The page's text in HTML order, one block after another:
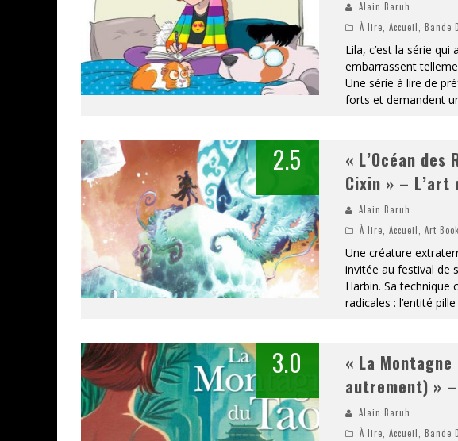
ASSASSIN'S CREED BLACK FLAG RESYNCED
« LE VENT DAND LES SAULES » - UNE BELLE HISTOIRE !
« DAMN THEM ALL » - UN DUO DE CHOC !
« WOLF-MAN / INTEGRALE TOMES 1 ET 2 » - CRUELLE
Alain Baruh
À lire Accueil Bande
Lila, c’est la série qui
embarrassent
Une série à lire de
forts et demandent
2.5
« L’Océan
Cixin » – L’art
Alain Baruh
À lire Accueil Art Book
Une créature
invitée au festival de
Harbin. Sa
radicales : l’entité
3.0
« La
autrement) »
Alain Baruh
À lire Accueil Bande